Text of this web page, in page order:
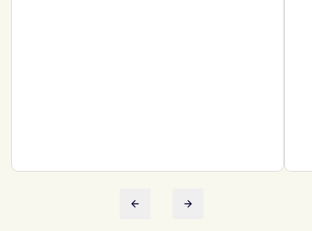
Slide anteriorPróximo slide